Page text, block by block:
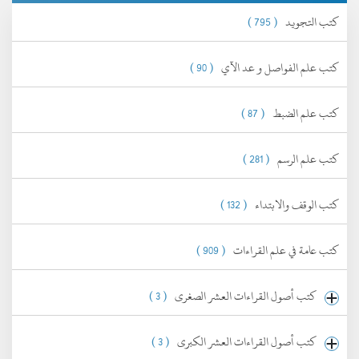
كتب التجويد ( 795 )
كتب علم الفواصل و عد الآي ( 90 )
كتب علم الضبط ( 87 )
كتب علم الرسم ( 281 )
كتب الوقف والابتداء ( 132 )
كتب عامة في علم القراءات ( 909 )
كتب أصول القراءات العشر الصغرى ( 3 )
كتب أصول القراءات العشر الكبرى ( 3 )